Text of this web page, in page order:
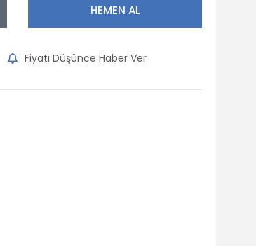
HEMEN AL
Fiyatı Düşünce Haber Ver